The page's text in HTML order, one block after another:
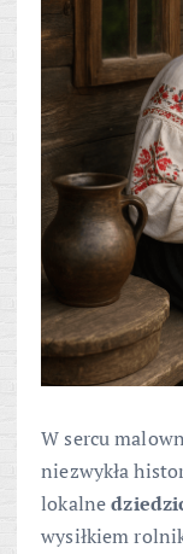
W sercu
niezwykła
lokalne
wysiłkiem